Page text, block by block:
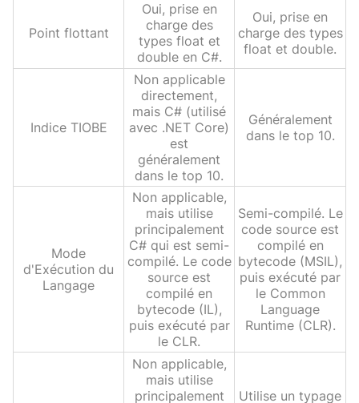
Point flottant
Oui, prise en
charge des
types float et
double en C#.
Oui, prise en
charge des types
float et double.
Indice TIOBE
Non applicable
directement,
mais C# (utilisé
avec .NET Core)
est
généralement
dans le top 10.
Généralement
dans le top 10.
Mode
d'Exécution du
Langage
Non applicable,
mais utilise
principalement
C# qui est semi-
compilé. Le code
source est
compilé en
bytecode (IL),
puis exécuté par
le CLR.
Semi-compilé. Le
code source est
compilé en
bytecode (MSIL),
puis exécuté par
le Common
Language
Runtime (CLR).
Non applicable,
mais utilise
principalement
Utilise un typage